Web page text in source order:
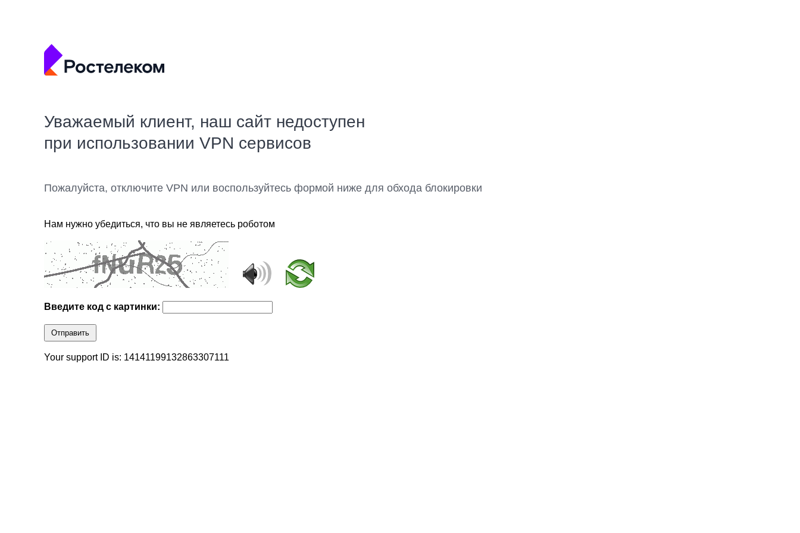
Уважаемый клиент, наш сайт недоступен
при использовании VPN сервисов
Пожалуйста, отключите VPN или воспользуйтесь формой ниже для обхода блокировки
Нам нужно убедиться, что вы не являетесь роботом
Введите код с картинки:
Отправить
Your support ID is: 14141199132863307111